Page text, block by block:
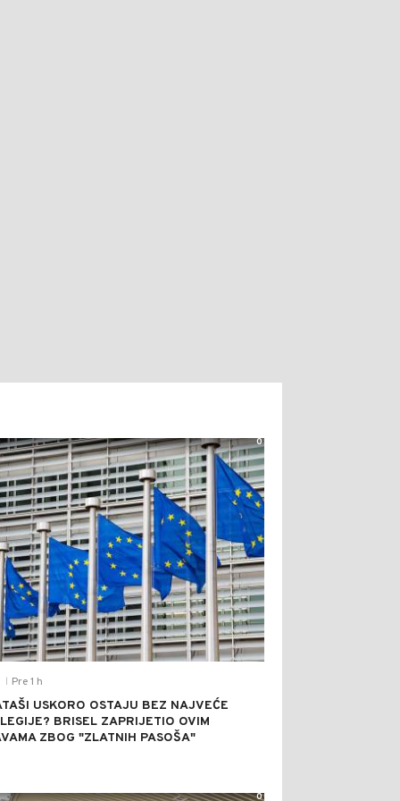
Pre 1 h
USKORO OSTAJU BEZ NAJVEĆE
BRISEL ZAPRIJETIO OVIM
ZBOG "ZLATNIH PASOŠA"
0
0